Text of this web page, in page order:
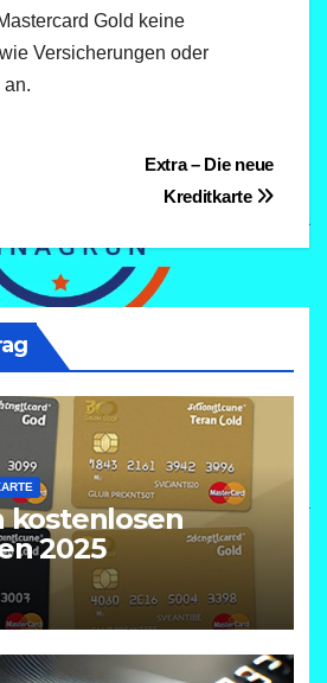
Gold keine
Versicherungen oder
an.
Extra – Die neue
Kreditkarte
kostenlosen
2025